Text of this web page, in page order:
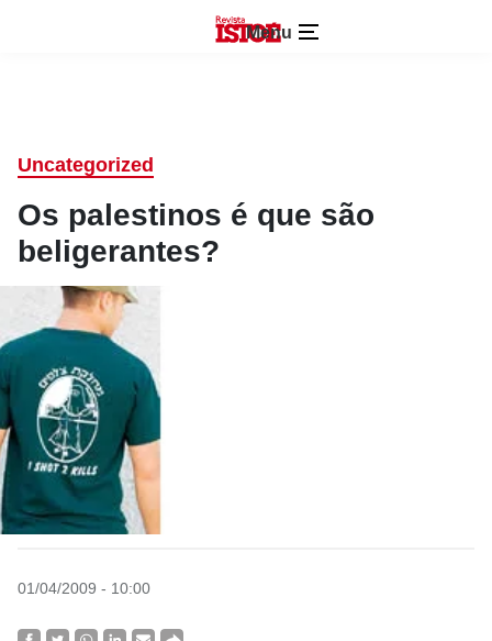
Menu
Uncategorized
Os palestinos é que são
beligerantes?
01/04/2009 - 10:00